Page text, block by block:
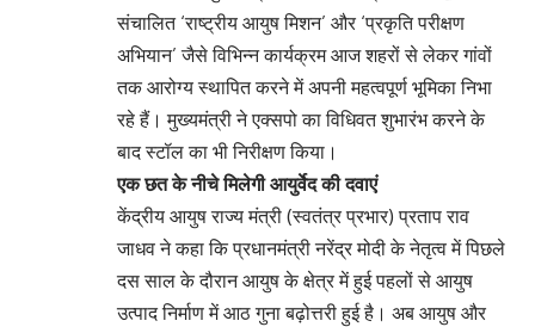
संचालित ‘राष्ट्रीय आयुष मिशन’ और ‘प्रकृति परीक्षण
अभियान’ जैसे विभिन्न कार्यक्रम आज शहरों से लेकर गांवों
तक आरोग्य स्थापित करने में अपनी महत्वपूर्ण भूमिका निभा
रहे हैं। मुख्यमंत्री ने एक्सपो का विधिवत शुभारंभ करने के
बाद स्टॉल का भी निरीक्षण किया।
एक छत के नीचे मिलेगी आयुर्वेद की दवाएं
केंद्रीय आयुष राज्य मंत्री (स्वतंत्र प्रभार) प्रताप राव
जाधव ने कहा कि प्रधानमंत्री नरेंद्र मोदी के नेतृत्व में पिछले
दस साल के दौरान आयुष के क्षेत्र में हुई पहलों से आयुष
उत्पाद निर्माण में आठ गुना बढ़ोत्तरी हुई है। अब आयुष और